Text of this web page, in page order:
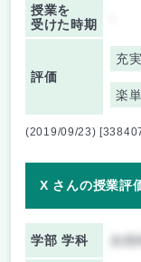
授業を
受けた時期
評価
充実
楽単
(2019/09/23)
X さんの授業評
学部 学科 自